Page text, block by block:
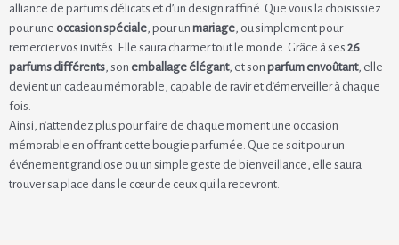
alliance de parfums délicats et d’un design raffiné. Que vous la choisissiez
pour une occasion spéciale , pour un mariage , ou simplement pour
remercier vos invités. Elle saura charmer tout le monde. Grâce à ses 26
parfums différents , son emballage élégant, et son parfum envoûtant, elle
devient un cadeau mémorable, capable de ravir et d’émerveiller à chaque
fois.
Ainsi, n’attendez plus pour faire de chaque moment une occasion
mémorable en offrant cette bougie parfumée. Que ce soit pour un
événement grandiose ou un simple geste de bienveillance, elle saura
trouver sa place dans le cœur de ceux qui la recevront.